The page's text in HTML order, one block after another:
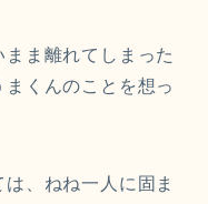
まま離れてしまった
くんのことを想っ
、ねね一人に固ま